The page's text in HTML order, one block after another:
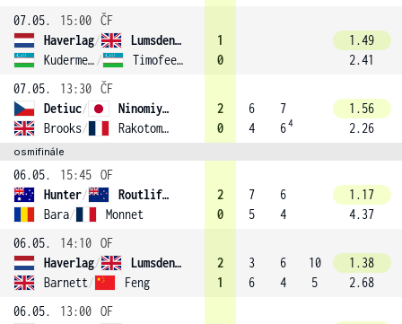
07.05.
15:00 ČF
Haverlag/
Lumsden (3)
Kudermetova / Timofeeva
1
0
1.49
2.41
07.05.
13:30 ČF
Detiuc/
Ninomiya (2)
Brooks/ Rakotomanga Rajaonah
2
0
6
4
7
64
1.56
2.26
osmifinále
06.05. 15:45 OF
Hunter/
Routliffe (1)
Bara/ Monnet
2
0
7
5
6
4
1.17
4.37
06.05.
14:10 OF
Haverlag/
Lumsden (3)
Barnett/ Feng
2
1
3
6
6
4
10
5
1.38
2.68
06.05.
13:00 OF